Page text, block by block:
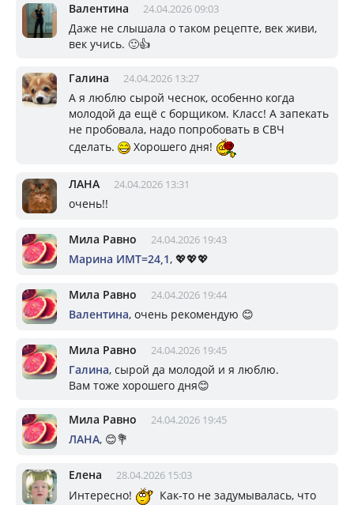
Валентина 24.04.2026 09:03
Даже не слышала о таком рецепте, век живи,
век учись. 🙂👍
Галина 24.04.2026 13:27
А я люблю сырой чеснок, особенно когда
молодой да ещё с борщиком. Класс! А запекать
не пробовала, надо попробовать в СВЧ
сделать.
Хорошего дня!
ЛАНА 24.04.2026 13:31
очень!!
Мила Равно 24.04.2026 19:43
Марина ИМТ=24,1, 💖💖💖
Мила Равно 24.04.2026 19:44
Валентина, очень рекомендую 😊
Мила Равно 24.04.2026 19:45
Галина, сырой да молодой и я люблю.
Вам тоже хорошего дня😊
Мила Равно 24.04.2026 19:45
ЛАНА, 😊💐
Елена 28.04.2026 15:03
Интересно!
Как-то не задумывалась, что